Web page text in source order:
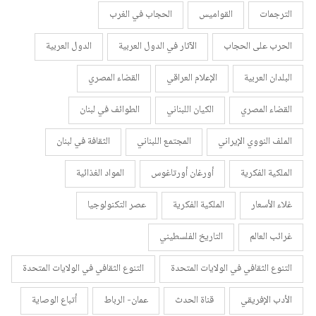
الترجمات القواميس
الحجاب في الغرب
الحرب على الحجاب
الآثار في الدول العربية
الدول العربية
البلدان العربية
الإعلام العراقي
القضاء المصري
القضاء المصري
الكيان اللبناني
الطوائف في لبنان
الملف النووي الإيراني
المجتمع اللبناني
الثقافة في لبنان
الملكية الفكرية
أورغان أورتاغوس
المواد الغذائية
غلاء الأسعار
الملكية الفكرية
عصر التكنولوجيا
غرائب العالم
التاريخ الفلسطيني
التنوع الثقافي في الولايات المتحدة
التنوع الثقافي في الولايات المتحدة
الأدب الإفريقي
قناة الحدث عمان- الرباط أتباع الوصاية